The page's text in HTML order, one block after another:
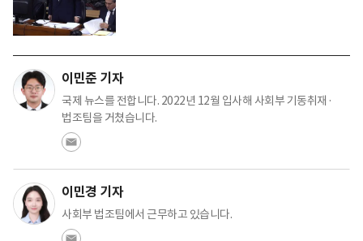
이민준 기자
국제 뉴스를 전합니다. 2022년 12월 입사해 사회부 기동취재·
법조팀을 거쳤습니다.
이민경 기자
사회부 법조팀에서 근무하고 있습니다.